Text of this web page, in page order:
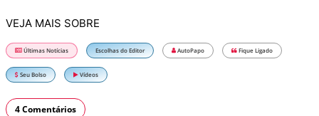
VEJA MAIS SOBRE
Últimas Notícias Escolhas do Editor AutoPapo Fique Ligado
Seu Bolso Vídeos
4 Comentários